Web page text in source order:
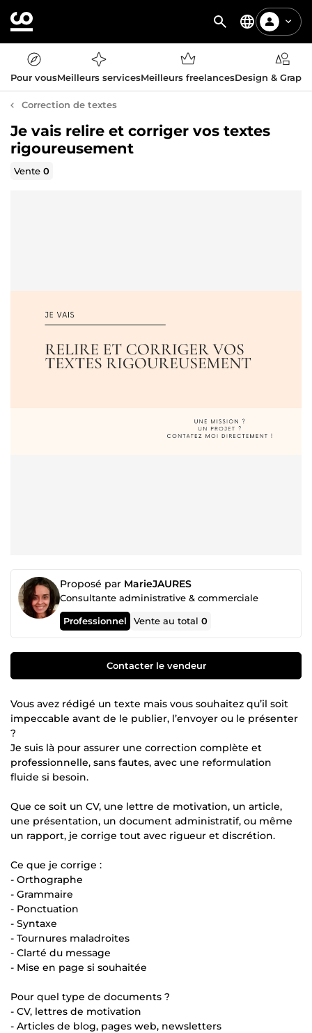
Pour vousMeilleurs servicesMeilleurs freelancesDesign &
Correction de textes
Je vais relire et corriger vos textes
rigoureusement
Vente0
Proposé par MarieJAURES
Consultante administrative & commerciale
Professionnel Vente au total0
Contacter le vendeur
Vous avez rédigé un texte mais vous souhaitez qu’il soit
impeccable avant de le publier, l’envoyer ou le présenter
?
Je suis là pour assurer une correction complète et
professionnelle, sans fautes, avec une reformulation
fluide si besoin.
Que ce soit un CV, une lettre de motivation, un article,
une présentation, un document administratif, ou même
un rapport, je corrige tout avec rigueur et discrétion.
Ce que je corrige :
- Orthographe
- Grammaire
- Ponctuation
- Syntaxe
- Tournures maladroites
- Clarté du message
- Mise en page si souhaitée
Pour quel type de documents ?
- CV, lettres de motivation
- Articles de blog, pages web, newsletters